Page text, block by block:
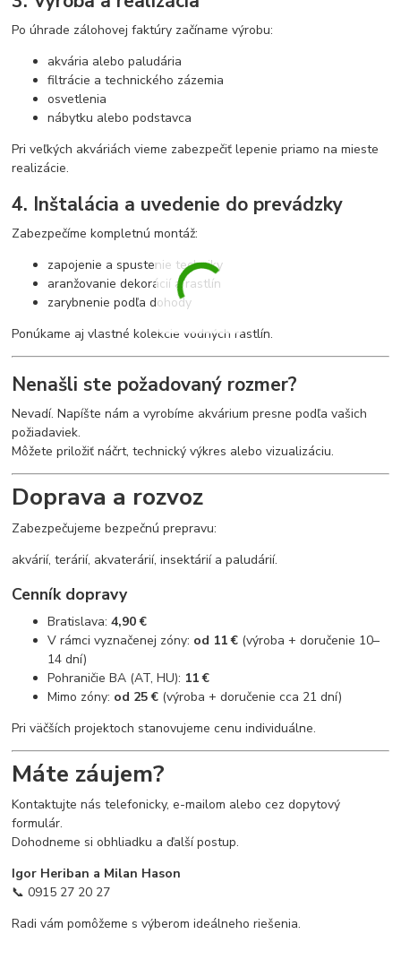
Po úhrade zálohovej faktúry začíname výrobu:
akvária alebo paludária
filtrácie a technického zázemia
osvetlenia
nábytku alebo podstavca
Pri veľkých akváriách vieme zabezpečiť lepenie priamo na mieste
realizácie.
4. Inštalácia a uvedenie do prevádzky
Zabezpečíme kompletnú montáž:
zapojenie a spustenie techniky
aranžovanie dekorácií a rastlín
zarybnenie podľa dohody
Ponúkame aj vlastné kolekcie vodných rastlín.
Nenašli ste požadovaný rozmer?
Nevadí. Napíšte nám a vyrobíme akvárium presne podľa vašich
požiadaviek.
Môžete priložiť náčrt, technický výkres alebo vizualizáciu.
Doprava a rozvoz
Zabezpečujeme bezpečnú prepravu:
akvárií, terárií, akvaterárií, insektárií a paludárií.
Cenník dopravy
Bratislava:4,90 €
V rámci vyznačenej zóny: od 11 € (výroba + doručenie 10–
14 dní)
Pohraničie BA (AT, HU): 11 €
Mimo zóny: od 25 € (výroba + doručenie cca 21 dní)
Pri väčších projektoch stanovujeme cenu individuálne.
Máte záujem?
Kontaktujte nás telefonicky, e-mailom alebo cez dopytový
formulár.
Dohodneme si obhliadku a ďalší postup.
Igor Heriban a Milan Hason
📞 0915 27 20 27
Radi vám pomôžeme s výberom ideálneho riešenia.